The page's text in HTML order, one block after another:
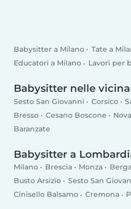
Babysitter a Milano
Tate a
Educatori a Milano
Lavori per
Babysitter nelle
Sesto San Giovanni Corsico
Bresso
Cesano Boscone
Baranzate
Babysitter a
Milano Brescia Monza
Busto Arsizio
Sesto San
Cinisello Balsamo
Cremona